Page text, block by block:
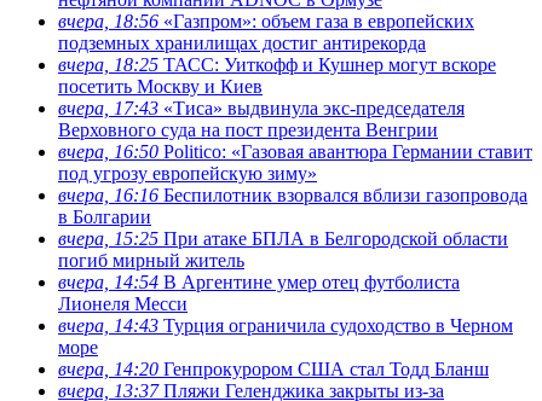
вчера, 18:56 «Газпром»: объем газа в европейских
подземных хранилищах достиг антирекорда
вчера, 18:25 ТАСС: Уиткофф и Кушнер могут вскоре
посетить Москву и Киев
вчера, 17:43 «Тиса» выдвинула экс-председателя
Верховного суда на пост президента Венгрии
вчера, 16:50 Politico: «Газовая авантюра Германии ставит
под угрозу европейскую зиму»
вчера, 16:16 Беспилотник взорвался вблизи газопровода
в Болгарии
вчера, 15:25 При атаке БПЛА в Белгородской области
погиб мирный житель
вчера, 14:54 В Аргентине умер отец футболиста
Лионеля Месси
вчера, 14:43 Турция ограничила судоходство в Черном
море
вчера, 14:20 Генпрокурором США стал Тодд Бланш
вчера, 13:37Пляжи Геленджика закрыты из-за